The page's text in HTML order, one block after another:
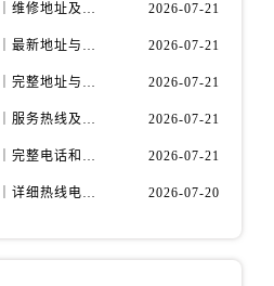
亨得利官方钟表服务中心｜维修地址及售后热线权威信息通知（2026年7月最新） 2026-07-21
亨得利官方名表服务中心｜最新地址与客服电话权威信息公示（2026年7月更新） 2026-07-21
亨得利官方钟表服务中心｜完整地址与售后热线权威信息通告（2026年7月最新） 2026-07-21
亨得利官方钟表服务中心｜服务热线及完整地址权威信息公告（2026年7月最新） 2026-07-21
亨得利官方名表服务中心｜完整电话和维修地址权威信息声明（2026年7月最新） 2026-07-21
亨得利官方名表服务中心｜详细热线电话及全部网点地址权威信息公示（2026年7月更新） 2026-07-20